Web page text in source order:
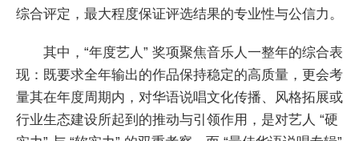
综合评定，最大程度保证评选结果的专业性与公信力。
其中，“年度艺人” 奖项聚焦音乐人一整年的综合表
现：既要求全年输出的作品保持稳定的高质量，更会考
量其在年度周期内，对华语说唱文化传播、风格拓展或
行业生态建设所起到的推动与引领作用，是对艺人 “硬